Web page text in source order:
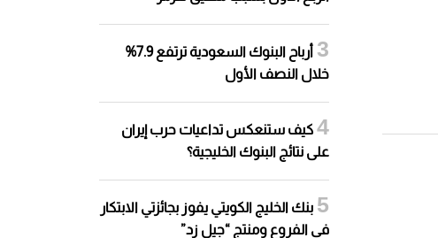
أرباح البنوك السعودية ترتفع 7.9%
خلال النصف الأول
كيف ستنعكس تداعيات حرب إيران
على نتائج البنوك الخليجية؟
بنك الخليج الكويتي يفوز بجائزتي الابتكار
في الفروع ومنتج “جيل زد”